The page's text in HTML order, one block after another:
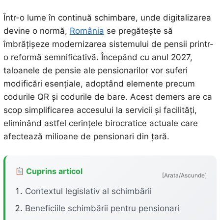
Într-o lume în continuă schimbare, unde digitalizarea
devine o normă, România se pregătește să
îmbrățișeze modernizarea sistemului de pensii printr-
o reformă semnificativă. Începând cu anul 2027,
taloanele de pensie ale pensionarilor vor suferi
modificări esențiale, adoptând elemente precum
codurile QR și codurile de bare. Acest demers are ca
scop simplificarea accesului la servicii și facilități,
eliminând astfel cerințele birocratice actuale care
afectează milioane de pensionari din țară.
Cuprins articol [Arata/Ascunde]
Contextul legislativ al schimbării
Beneficiile schimbării pentru pensionari